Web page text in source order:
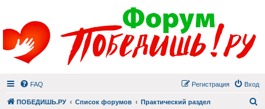
FAQ Вход
Регистрация
ПОБЕДИШЬ.РУ Список форумов Практический раздел